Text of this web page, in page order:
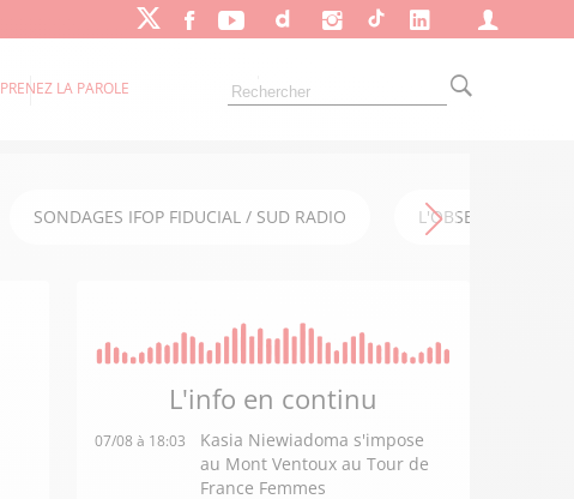
PRENEZ LA PAROLE
SONDAGES IFOP FIDUCIAL / SUD RADIO L'OBSERVATOIRE
L'info en continu
07/08 à 18:03
Kasia Niewiadoma s'impose
au Mont Ventoux au Tour de
France Femmes